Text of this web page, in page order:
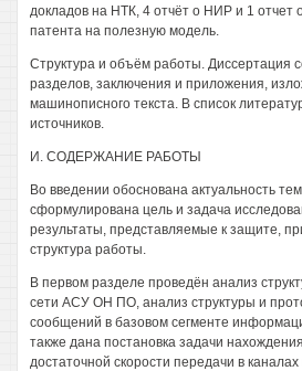
докладов на НТК, 4 отчёт о НИР и 1 отчет
патента на полезную модель.
Структура и объём работы. Диссертация
разделов, заключения и приложения,
машинописного текста. В список
источников.
И. СОДЕРЖАНИЕ РАБОТЫ
Во введении обоснована актуальность
сформулирована цель и задача
результаты, представляемые к защите,
структура работы.
В первом разделе проведён анализ
сети АСУ ОН ПО, анализ структуры и
сообщений в базовом сегменте
также дана постановка задачи
достаточной скорости передачи в